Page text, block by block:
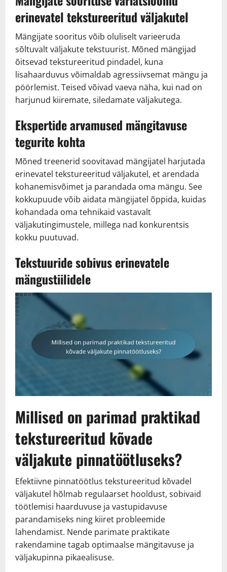
erinevatel tekstureeritud väljakutel
Mängijate sooritus võib oluliselt varieeruda
sõltuvalt väljakute tekstuurist. Mõned mängijad
õitsevad tekstureeritud pindadel, kuna
lisahaarduvus võimaldab agressiivsemat mängu ja
pöörlemist. Teised võivad vaeva näha, kui nad on
harjunud kiiremate, siledamate väljakutega.
Ekspertide arvamused mängitavuse
tegurite kohta
Mõned treenerid soovitavad mängijatel harjutada
erinevatel tekstureeritud väljakutel, et arendada
kohanemisvõimet ja parandada oma mängu. See
kokkupuude võib aidata mängijatel õppida, kuidas
kohandada oma tehnikaid vastavalt
väljakutingimustele, millega nad konkurentsis
kokku puutuvad.
Tekstuuride sobivus erinevatele
mängustiilidele
Millised on parimad praktikad
tekstureeritud kõvade
väljakute pinnatöötluseks?
Efektiivne pinnatöötlus tekstureeritud kõvadel
väljakutel hõlmab regulaarset hooldust, sobivaid
töötlemisi haarduvuse ja vastupidavuse
parandamiseks ning kiiret probleemide
lahendamist. Nende parimate praktikate
rakendamine tagab optimaalse mängitavuse ja
väljakupinna pikaealisuse.